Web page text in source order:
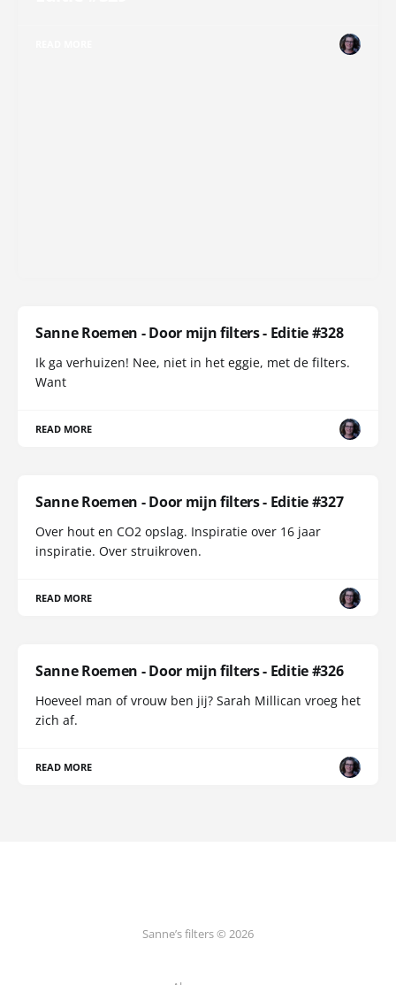
Sanne Roemen - Door mijn filters - Editie #328
Ik ga verhuizen! Nee, niet in het eggie, met de filters.
Want
READ MORE
Sanne Roemen - Door mijn filters - Editie #327
Over hout en CO2 opslag. Inspiratie over 16 jaar
inspiratie. Over struikroven.
READ MORE
Sanne Roemen - Door mijn filters - Editie #326
Hoeveel man of vrouw ben jij? Sarah Millican vroeg het
zich af.
READ MORE
Sanne’s filters © 2026